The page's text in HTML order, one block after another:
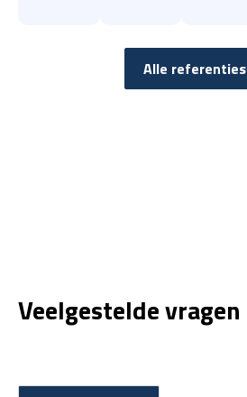
Alle referenties
Veelgestelde vragen